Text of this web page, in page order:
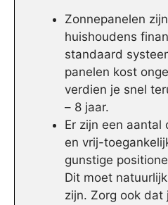
Zonnepanelen
huishoudens
standaard
panelen kost
verdien je snel
– 8 jaar.
Er zijn een aantal
en vrij-
gunstige
Dit moet
zijn. Zorg ook dat